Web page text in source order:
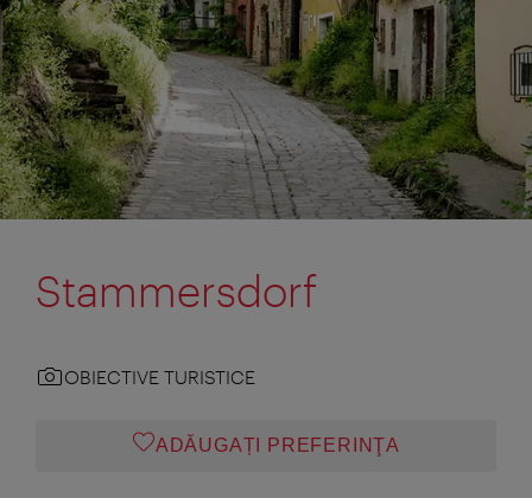
Stammersdorf
OBIECTIVE TURISTICE
ADĂUGAȚI PREFERINŢA